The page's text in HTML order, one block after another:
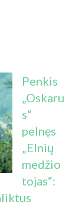
Penkis
„Oskaru
s“
pelnęs
„Elnių
medžio
tojas“: